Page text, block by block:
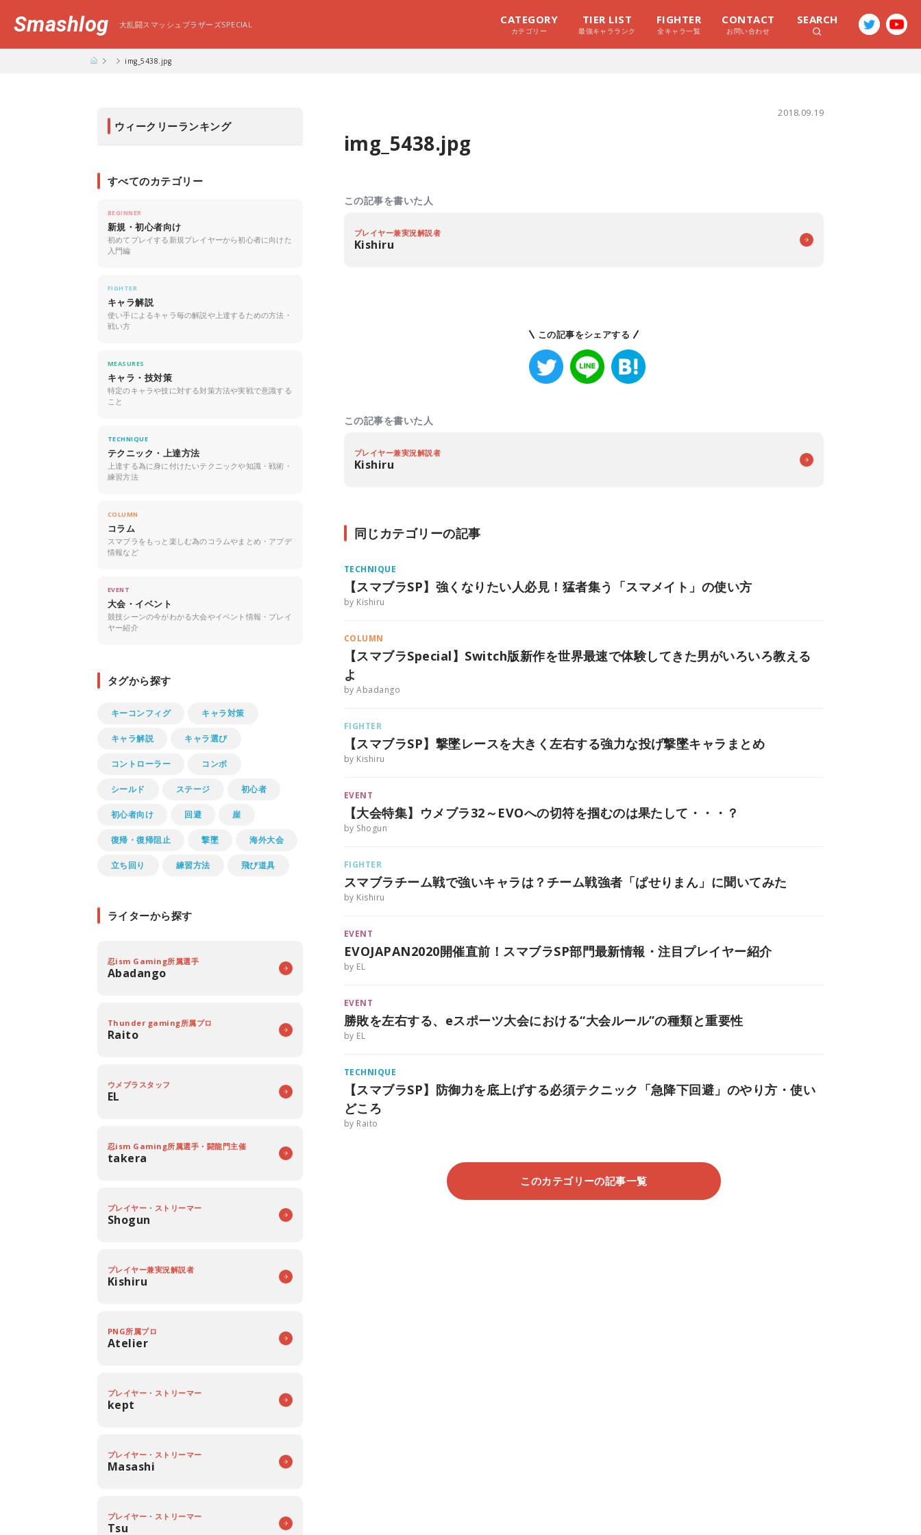
Smashlog 大乱闘スマッシュブラザーズSPECIAL CATEGORY
カテゴリー
TIER LIST
最強キャラランク
FIGHTER
全キャラ一覧
CONTACT
お問い合わせ
SEARCH
img_5438.jpg
2018.09.19
img_5438.jpg
この記事を書いた人
プレイヤー兼実況解説者
Kishiru
この記事をシェアする
この記事を書いた人
プレイヤー兼実況解説者
Kishiru
同じカテゴリーの記事
TECHNIQUE
【スマブラSP】強くなりたい人必見！猛者集う「スマメイト」の使い方
by Kishiru
COLUMN
【スマブラSpecial】Switch版新作を世界最速で体験してきた男がいろいろ教える
よ
by Abadango
FIGHTER
【スマブラSP】撃墜レースを大きく左右する強力な投げ撃墜キャラまとめ
by Kishiru
EVENT
【大会特集】ウメブラ32～EVOへの切符を掴むのは果たして・・・？
by Shogun
FIGHTER
スマブラチーム戦で強いキャラは？チーム戦強者「ぱせりまん」に聞いてみた
by Kishiru
EVENT
EVOJAPAN2020開催直前！スマブラSP部門最新情報・注目プレイヤー紹介
by EL
EVENT
勝敗を左右する、eスポーツ大会における“大会ルール”の種類と重要性
by EL
TECHNIQUE
【スマブラSP】防御力を底上げする必須テクニック「急降下回避」のやり方・使い
どころ
by Raito
このカテゴリーの記事一覧
ウィークリーランキング
すべてのカテゴリー
BEGINNER
新規・初心者向け
初めてプレイする新規プレイヤーから初心者に向けた
入門編
FIGHTER
キャラ解説
使い手によるキャラ毎の解説や上達するための方法・
戦い方
MEASURES
キャラ・技対策
特定のキャラや技に対する対策方法や実戦で意識する
こと
TECHNIQUE
テクニック・上達方法
上達する為に身に付けたいテクニックや知識・戦術・
練習方法
COLUMN
コラム
スマブラをもっと楽しむ為のコラムやまとめ・アプデ
情報など
EVENT
大会・イベント
競技シーンの今がわかる大会やイベント情報・プレイ
ヤー紹介
タグから探す
キーコンフィグ キャラ対策
キャラ解説 キャラ選び
コントローラー コンボ
シールド ステージ 初心者
初心者向け 回避 崖
復帰・復帰阻止 撃墜 海外大会
立ち回り 練習方法 飛び道具
ライターから探す
忍ism Gaming所属選手
Abadango
Thunder gaming所属プロ
Raito
ウメブラスタッフ
EL
忍ism Gaming所属選手・闘龍門主催
takera
プレイヤー・ストリーマー
Shogun
プレイヤー兼実況解説者
Kishiru
PNG所属プロ
Atelier
プレイヤー・ストリーマー
kept
プレイヤー・ストリーマー
Masashi
プレイヤー・ストリーマー
Tsu